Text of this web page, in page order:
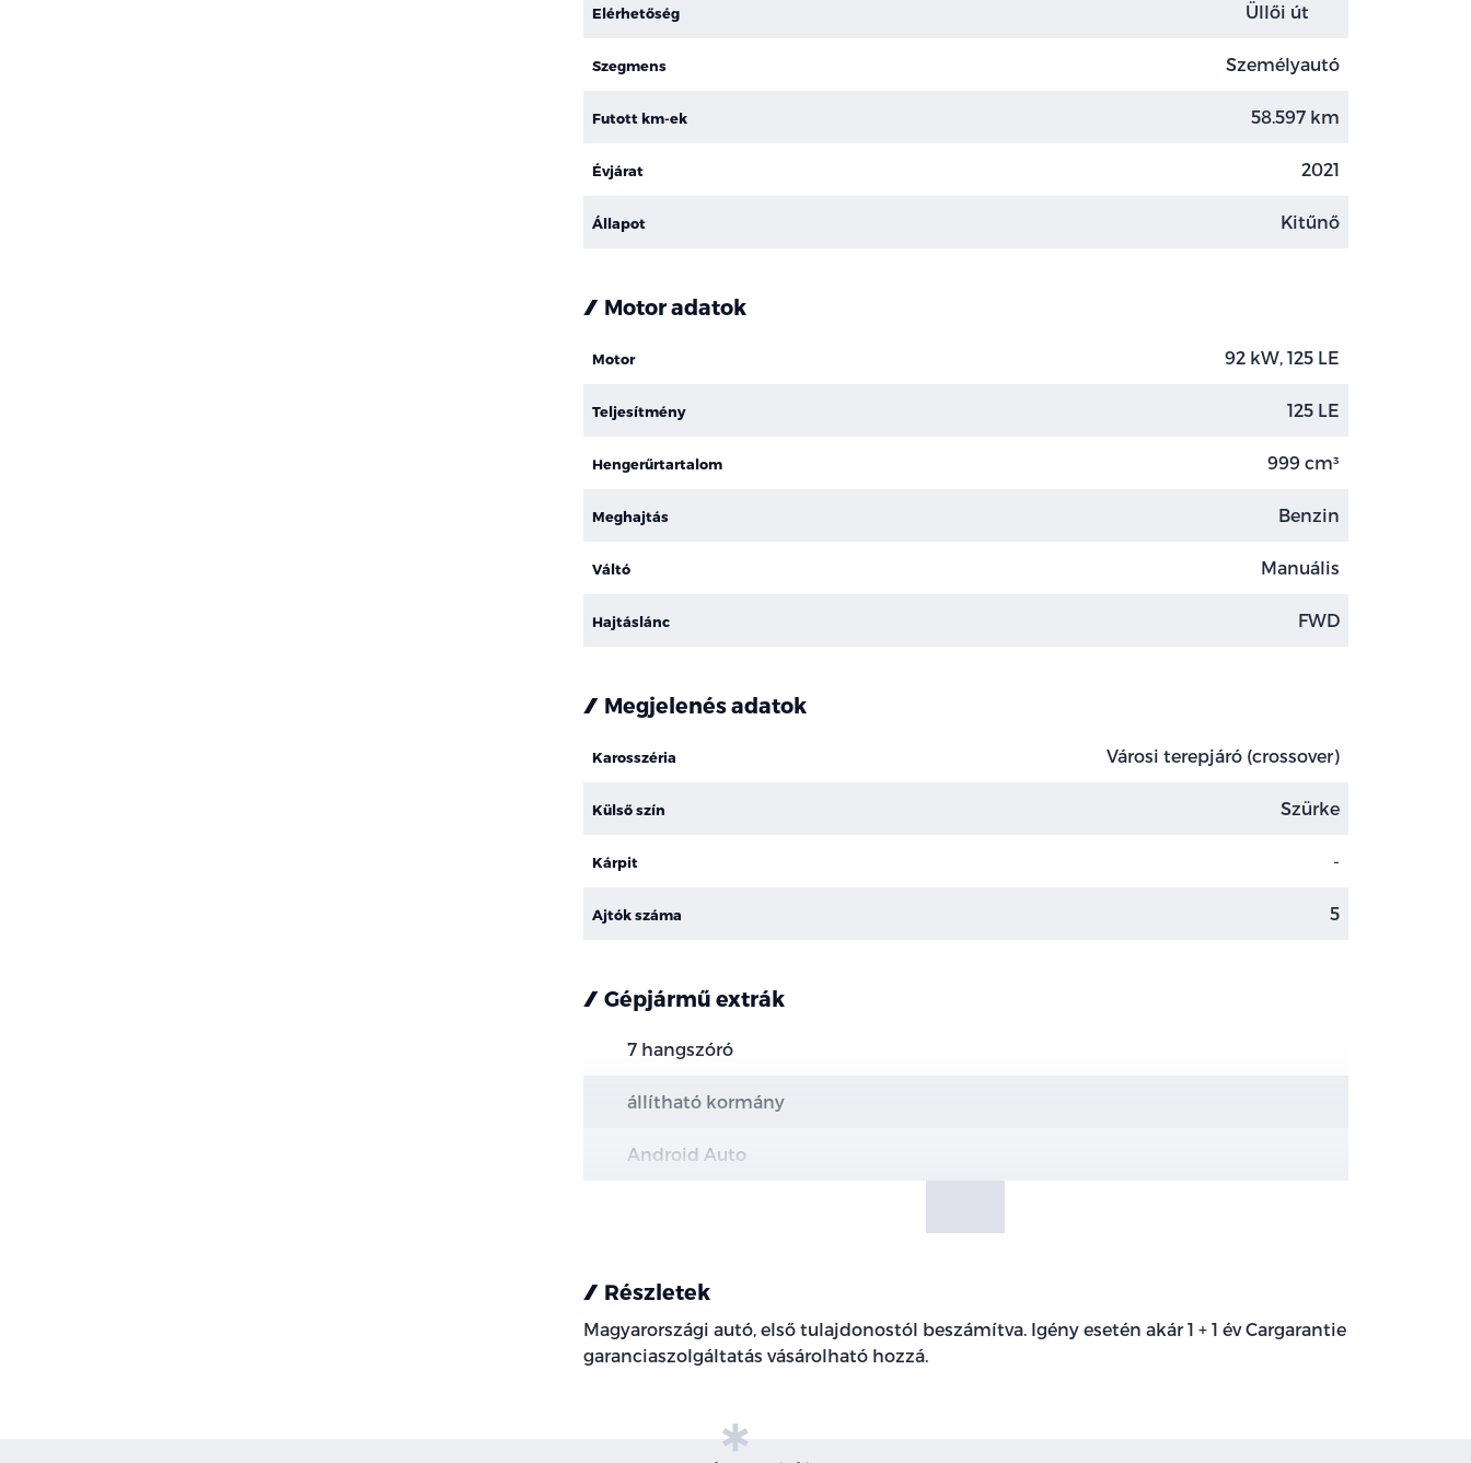
Elérhetőség Üllői út
Szegmens Személyautó
Futott km-ek 58.597 km
Évjárat 2021
Állapot Kitűnő
Motor adatok
Motor 92 kW, 125 LE
Teljesítmény 125 LE
Hengerűrtartalom 999 cm³
Meghajtás Benzin
Váltó Manuális
Hajtáslánc FWD
Megjelenés adatok
Karosszéria Városi terepjáró (crossover)
Külső szín Szürke
Kárpit -
Ajtók száma 5
Gépjármű extrák
7 hangszóró
állítható kormány
Android Auto
automatikusan sötétedő belső tükör
Részletek
Magyarországi autó, első tulajdonostól beszámítva. Igény esetén akár 1 + 1 év Cargarantie
garanciaszolgáltatás vásárolható hozzá.